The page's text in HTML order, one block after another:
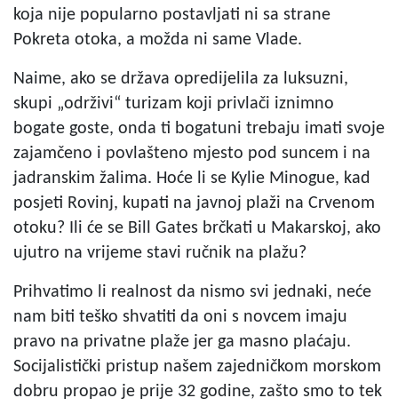
koja nije popularno postavljati ni sa strane
Pokreta otoka, a možda ni same Vlade.
Naime, ako se država opredijelila za luksuzni,
skupi „održivi“ turizam koji privlači iznimno
bogate goste, onda ti bogatuni trebaju imati svoje
zajamčeno i povlašteno mjesto pod suncem i na
jadranskim žalima. Hoće li se Kylie Minogue, kad
posjeti Rovinj, kupati na javnoj plaži na Crvenom
otoku? Ili će se Bill Gates brčkati u Makarskoj, ako
ujutro na vrijeme stavi ručnik na plažu?
Prihvatimo li realnost da nismo svi jednaki, neće
nam biti teško shvatiti da oni s novcem imaju
pravo na privatne plaže jer ga masno plaćaju.
Socijalistički pristup našem zajedničkom morskom
dobru propao je prije 32 godine, zašto smo to tek